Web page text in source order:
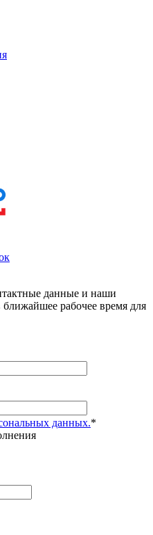
данные и наши
рабочее время для
данных.*